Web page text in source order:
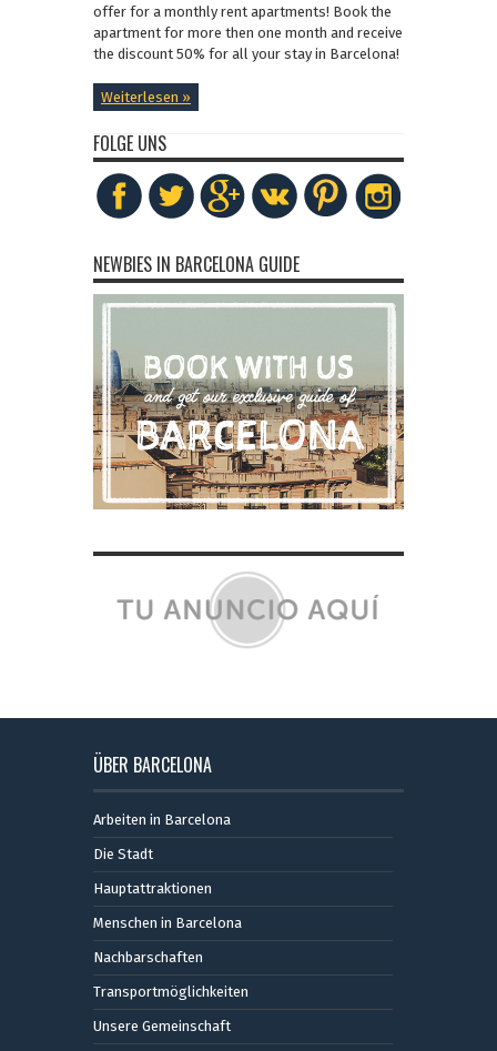
offer for a monthly rent apartments! Book the
apartment for more then one month and receive
the discount 50% for all your stay in Barcelona!
Weiterlesen »
FOLGE UNS
NEWBIES IN BARCELONA GUIDE
ÜBER BARCELONA
Arbeiten in Barcelona
Die Stadt
Hauptattraktionen
Menschen in Barcelona
Nachbarschaften
Transportmöglichkeiten
Unsere Gemeinschaft